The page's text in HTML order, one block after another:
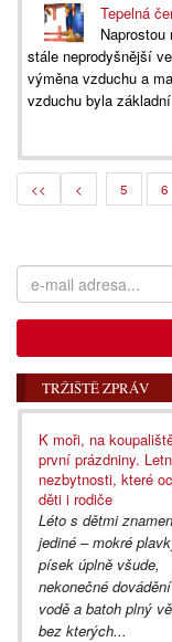
Tepelná
stále neprodyšnější
výměna vzduchu a
vzduchu byla
<< < 5 6
TRŽIŠTĚ ZPRÁV
K moři, na
první prázdniny.
nezbytnosti, které
děti i rodiče
Léto s dětmi
jediné – mokré
písek úplně všude,
nekonečné
vodě a batoh plný
bez kterých...